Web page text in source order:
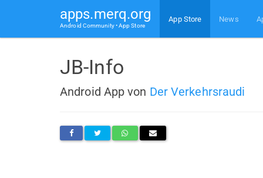
apps.merq.org
Android Community • App Store
App Store News
JB-Info
Android App von Der Verkehrsraudi